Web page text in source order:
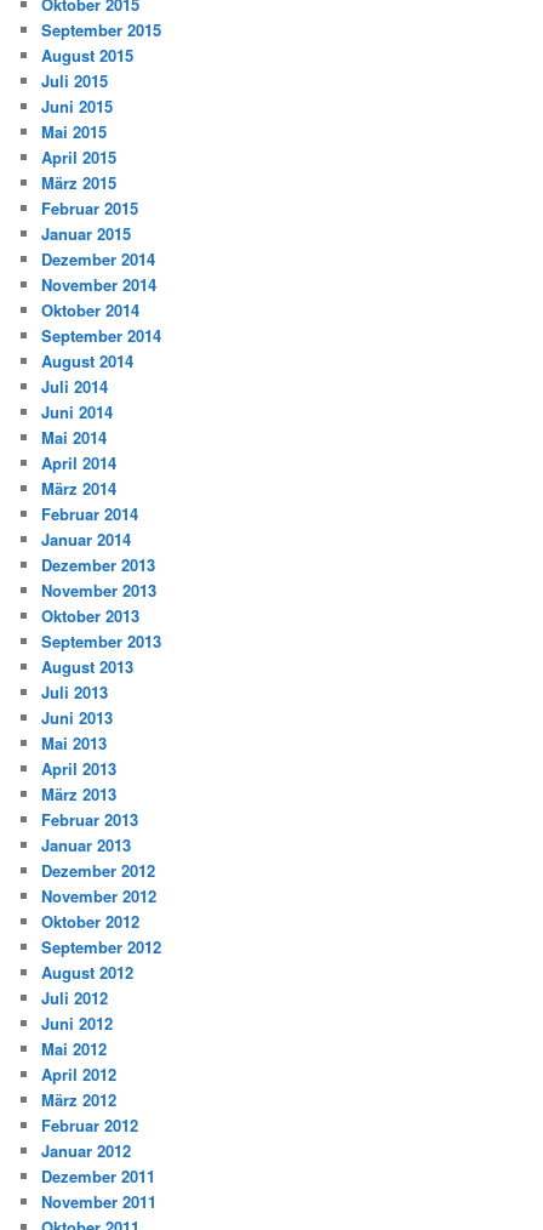
September 2015
August 2015
Juli 2015
Juni 2015
Mai 2015
April 2015
März 2015
Februar 2015
Januar 2015
Dezember 2014
November 2014
Oktober 2014
September 2014
August 2014
Juli 2014
Juni 2014
Mai 2014
April 2014
März 2014
Februar 2014
Januar 2014
Dezember 2013
November 2013
Oktober 2013
September 2013
August 2013
Juli 2013
Juni 2013
Mai 2013
April 2013
März 2013
Februar 2013
Januar 2013
Dezember 2012
November 2012
Oktober 2012
September 2012
August 2012
Juli 2012
Juni 2012
Mai 2012
April 2012
März 2012
Februar 2012
Januar 2012
Dezember 2011
November 2011